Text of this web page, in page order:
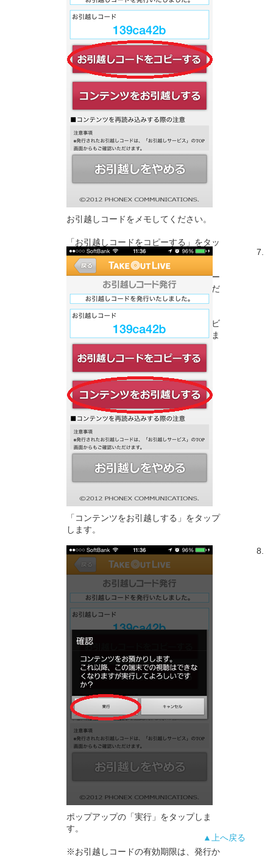
お引越しコードをメモしてください。
「お引越しコードをコピーする」をタッ
プすると、一時的に端末に保存されま
す。
端末によっては、他のテキストをコピー
すると上書きされますので、ご注意くだ
さい。
※お引越しコードは、「お引越しサービ
ス」トップ画面からもご確認いただけま
す。
7.
「コンテンツをお引越しする」をタップ
します。
8.
ポップアップの「実行」をタップしま
す。
※お引越しコードの有効期限は、発行か
▲上へ戻る